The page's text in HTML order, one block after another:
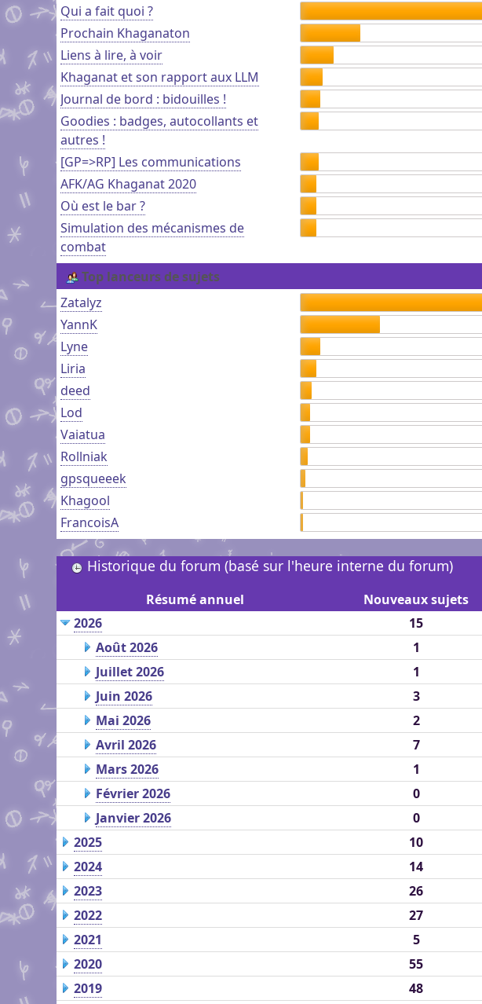
Qui a fait quoi ?
Prochain Khaganaton
Liens à lire, à voir
Khaganat et son rapport aux LLM
Journal de bord : bidouilles !
Goodies : badges, autocollants et
autres !
[GP=>RP] Les communications
AFK/AG Khaganat 2020
Où est le bar ?
Simulation des mécanismes de
combat
Top lanceurs de sujets
Zatalyz
YannK
Lyne
Liria
deed
Lod
Vaiatua
Rollniak
gpsqueeek
Khagool
FrancoisA
Historique du forum (basé sur l'heure interne du forum)
Résumé annuel Nouveaux sujets
2026
15
Août 2026
1
Juillet 2026
1
Juin 2026
3
Mai 2026
2
Avril 2026
7
Mars 2026
1
Février 2026
0
Janvier 2026
0
2025
10
2024
14
2023
26
2022
27
2021
5
2020
55
2019
48